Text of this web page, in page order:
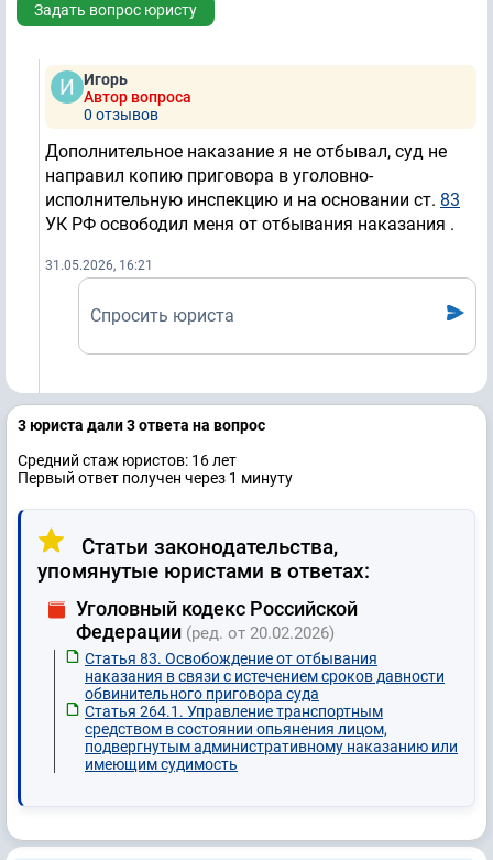
Задать вопрос юристу
Игорь
Автор вопроса
0 отзывов
Дополнительное наказание я не отбывал, суд не
направил копию приговора в уголовно-
исполнительную инспекцию и на основании ст. 83
УК РФ освободил меня от отбывания наказания .
31.05.2026, 16:21
Спросить юриста
3 юристa дали 3 ответa на вопрос
Средний стаж юристов: 16 лет
Первый ответ получен через 1 минуту
Статьи законодательства,
упомянутые юристами в ответах:
Уголовный кодекс Российской
Федерации (ред. от 20.02.2026)
Статья 83. Освобождение от отбывания
наказания в связи с истечением сроков давности
обвинительного приговора суда
Статья 264.1. Управление транспортным
средством в состоянии опьянения лицом,
подвергнутым административному наказанию или
имеющим судимость